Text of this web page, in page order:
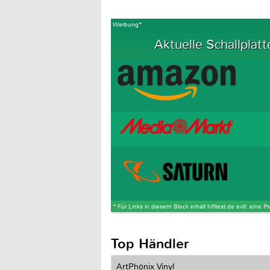
Werbung*
Aktuelle
* Für Links in diesem Block erhält hifitest.de evtl. eine
Top Händler
ArtPhönix Vinyl